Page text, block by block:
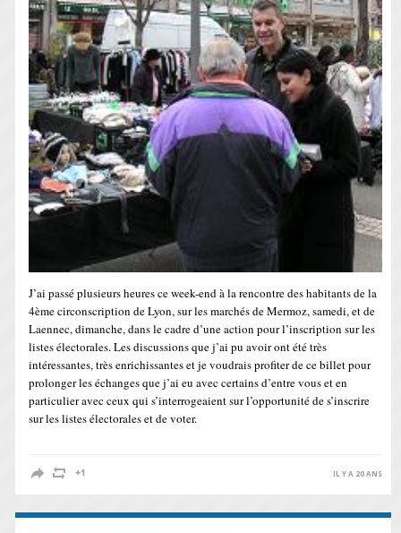
J’ai passé plusieurs heures ce week-end à la rencontre des habitants de la
4ème circonscription de Lyon, sur les marchés de Mermoz, samedi, et de
Laennec, dimanche, dans le cadre d’une action pour l’inscription sur les
listes électorales. Les discussions que j’ai pu avoir ont été très
intéressantes, très enrichissantes et je voudrais profiter de ce billet pour
prolonger les échanges que j’ai eu avec certains d’entre vous et en
particulier avec ceux qui s’interrogeaient sur l’opportunité de s’inscrire
sur les listes électorales et de voter.
IL Y A 20 ANS